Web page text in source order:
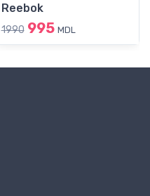
Reebok
1990 995 MDL